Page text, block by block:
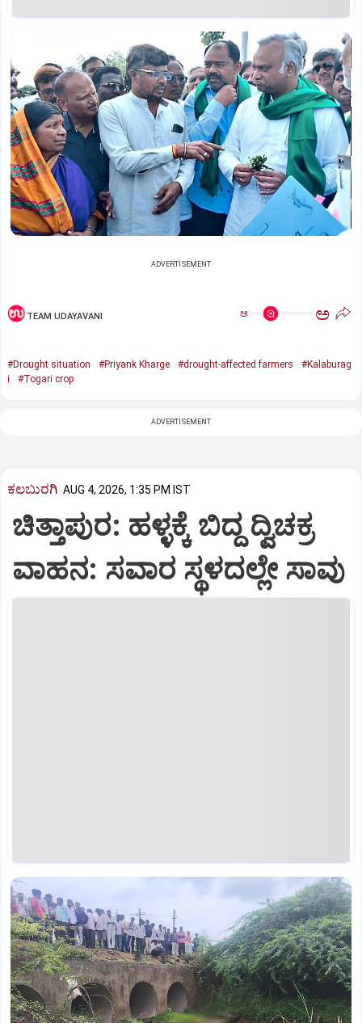
ADVERTISEMENT
TEAM UDAYAVANI ಅ ಅ
#Drought situation #Priyank Kharge #drought-affected farmers
#Kalaburag
i
#Togari crop
ADVERTISEMENT
ಕಲಬುರಗಿ AUG 4, 2026, 1:35 PM IST
ಚಿತ್ತಾಪುರ: ಹಳ್ಳಕ್ಕೆ ಬಿದ್ದ ದ್ವಿಚಕ್ರ
ವಾಹನ: ಸವಾರ ಸ್ಥಳದಲ್ಲೇ ಸಾವು